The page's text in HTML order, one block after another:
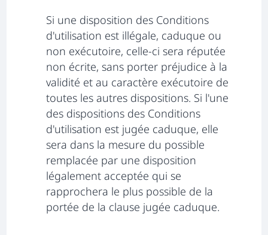
Si une disposition des Conditions
d'utilisation est illégale, caduque ou
non exécutoire, celle-ci sera réputée
non écrite, sans porter préjudice à la
validité et au caractère exécutoire de
toutes les autres dispositions. Si l'une
des dispositions des Conditions
d'utilisation est jugée caduque, elle
sera dans la mesure du possible
remplacée par une disposition
légalement acceptée qui se
rapprochera le plus possible de la
portée de la clause jugée caduque.